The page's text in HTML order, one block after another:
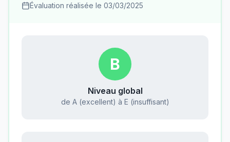
Évaluation réalisée le 03/03/2025
B
Niveau global
de A (excellent) à E (insuffisant)